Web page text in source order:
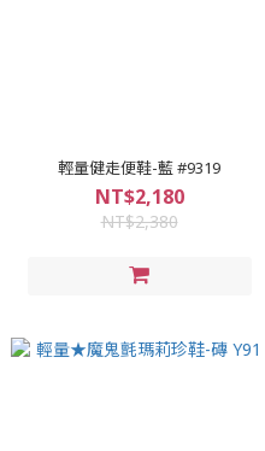
輕量健走便鞋-藍 #9319
NT$2,180
NT$2,380